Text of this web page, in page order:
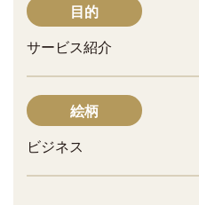
目的
サービス紹介
絵柄
ビジネス